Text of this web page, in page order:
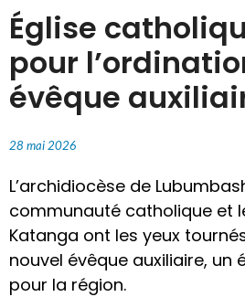
Église
pour
évêque
28 mai 2026
L’archidiocèse de
communauté catholique et
Katanga ont les yeux
nouvel évêque auxiliaire, un
pour la région.